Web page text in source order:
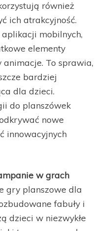
również
ich atrakcyjność.
mobilnych,
elementy
To sprawia,
bardziej
dla dzieci.
do planszówek
nowe
innowacyjnych
w grach
gry planszowe dla
fabuły i
dzieci w niezwykłe